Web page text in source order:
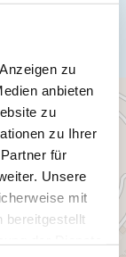
zu
anbieten
zu
zu Ihrer
für
Unsere
mit
bereitgestellt